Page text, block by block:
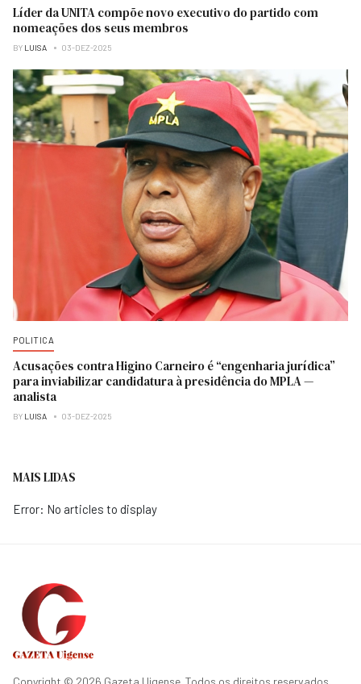
Líder da UNITA compõe novo executivo do partido com
nomeações dos seus membros
BY LUISA 03-DEZ-2025
POLITICA
Acusações contra Higino Carneiro é “engenharia jurídica”
para inviabilizar candidatura à presidência do MPLA —
analista
BY LUISA 03-DEZ-2025
MAIS LIDAS
Error: No articles to display